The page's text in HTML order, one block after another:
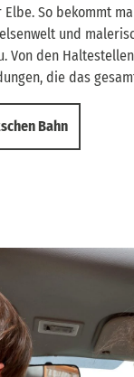
So bekommt
und
Von den
die das
Bahn